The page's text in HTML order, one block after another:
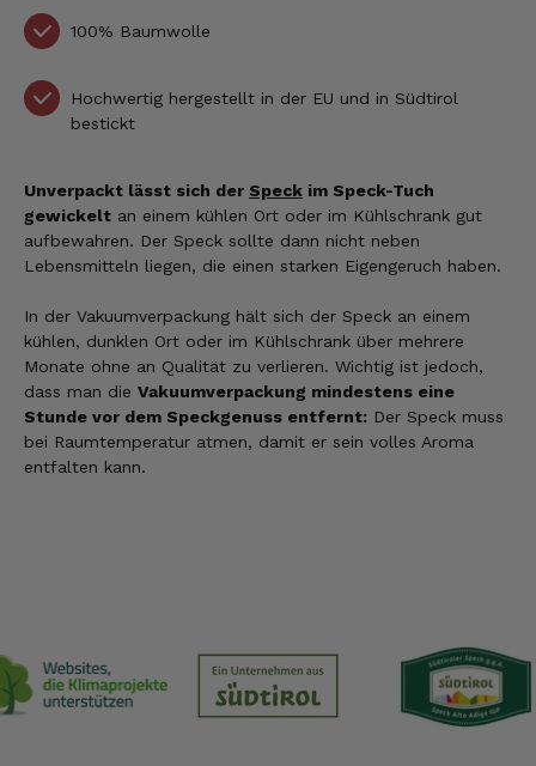
100% Baumwolle
Hochwertig hergestellt in der EU und in Südtirol
bestickt
Unverpackt lässt sich der Speck im Speck-Tuch
gewickelt an einem kühlen Ort oder im Kühlschrank gut
aufbewahren. Der Speck sollte dann nicht neben
Lebensmitteln liegen, die einen starken Eigengeruch haben.
In der Vakuumverpackung hält sich der Speck an einem
kühlen, dunklen Ort oder im Kühlschrank über mehrere
Monate ohne an Qualität zu verlieren. Wichtig ist jedoch,
dass man die Vakuumverpackung mindestens eine
Stunde vor dem Speckgenuss entfernt: Der Speck muss
bei Raumtemperatur atmen, damit er sein volles Aroma
entfalten kann.